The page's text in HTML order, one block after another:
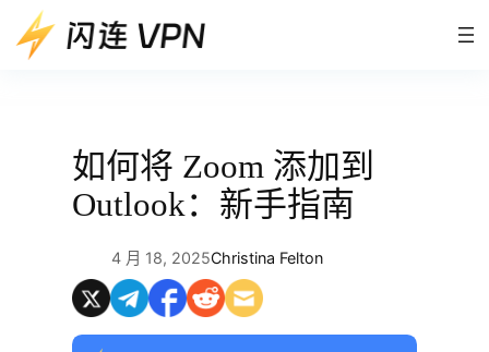
至
如何将 Zoom 添加到
Outlook：新手指南
4 月 18, 2025Christina Felton